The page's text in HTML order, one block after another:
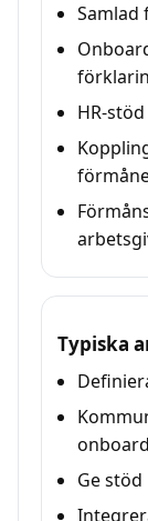
HR-
Typiska
Ge